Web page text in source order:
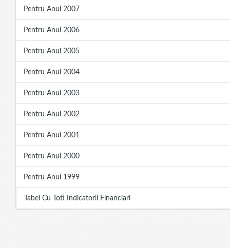
Pentru Anul 2007
Pentru Anul 2006
Pentru Anul 2005
Pentru Anul 2004
Pentru Anul 2003
Pentru Anul 2002
Pentru Anul 2001
Pentru Anul 2000
Pentru Anul 1999
Tabel Cu Toti Indicatorii Financiari